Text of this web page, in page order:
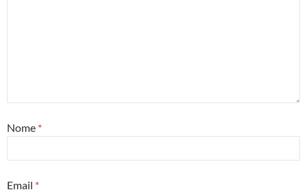
Nome *
Email *